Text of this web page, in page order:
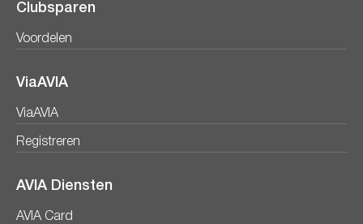
Clubsparen
Voordelen
ViaAVIA
ViaAVIA
Registreren
AVIA Diensten
AVIA Card